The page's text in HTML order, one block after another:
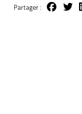
Partager :